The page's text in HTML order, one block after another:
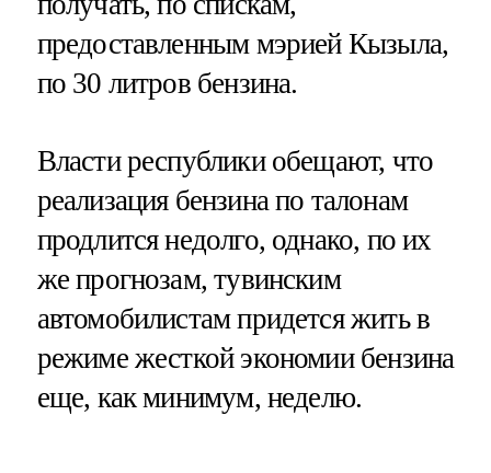
предоставленным мэрией Кызыла,
по 30 литров бензина.
Власти республики обещают, что
реализация бензина по талонам
продлится недолго, однако, по их
же прогнозам, тувинским
автомобилистам придется жить в
режиме жесткой экономии бензина
еще, как минимум, неделю.